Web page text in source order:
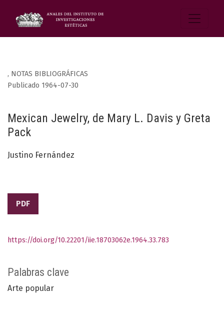
, NOTAS BIBLIOGRÁFICAS
Mexican Jewelry, de Mary L. Davis y Greta
Pack
Publicado 1964-07-30
Justino Fernández
PDF
Palabras clave
Arte popular
https://doi.org/10.22201/iie.18703062e.1964.33.783